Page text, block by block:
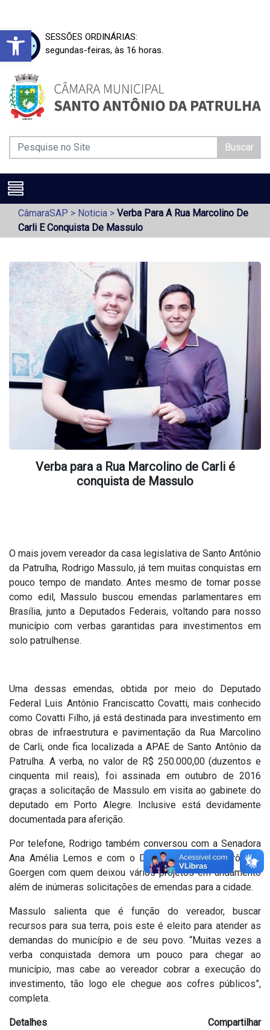
Barra de Ferramentas Aberta
SESSÕES ORDINÁRIAS:
segundas-feiras, às 16 horas.
Buscar
CâmaraSAP > Noticia > Verba Para A Rua Marcolino De
Carli E Conquista De Massulo
Verba para a Rua Marcolino de Carli é
conquista de Massulo
O mais jovem vereador da casa legislativa de Santo Antônio
da Patrulha, Rodrigo Massulo, já tem muitas conquistas em
pouco tempo de mandato. Antes mesmo de tomar posse
como edil, Massulo buscou emendas parlamentares em
Brasília, junto a Deputados Federais, voltando para nosso
município com verbas garantidas para investimentos em
solo patrulhense.
Uma dessas emendas, obtida por meio do Deputado
Federal Luis Antônio Franciscatto Covatti, mais conhecido
como Covatti Filho, já está destinada para investimento em
obras de infraestrutura e pavimentação da Rua Marcolino
de Carli, onde fica localizada a APAE de Santo Antônio da
Patrulha. A verba, no valor de R$ 250.000,00 (duzentos e
cinquenta mil reais), foi assinada em outubro de 2016
graças a solicitação de Massulo em visita ao gabinete do
deputado em Porto Alegre. Inclusive está devidamente
documentada para aferição.
Por telefone, Rodrigo também conversou com a Senadora
Ana Amélia Lemos e com o Deputado Federal Jerônimo
Goergen com quem deixou vários projetos em andamento
além de inúmeras solicitações de emendas para a cidade.
Massulo salienta que é função do vereador, buscar
recursos para sua terra, pois este é eleito para atender as
demandas do município e de seu povo. “Muitas vezes a
verba conquistada demora um pouco para chegar ao
município, mas cabe ao vereador cobrar a execução do
investimento, tão logo ele chegue aos cofres públicos”,
completa.
Detalhes
Compartilhar